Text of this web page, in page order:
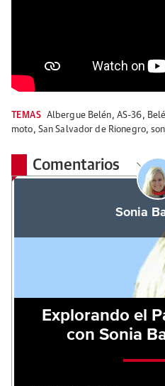
TEMAS Albergue Belén, AS-36,
moto, San Salvador de Rionegro,
Comentarios
Sonia
Explorando el
con Sonia